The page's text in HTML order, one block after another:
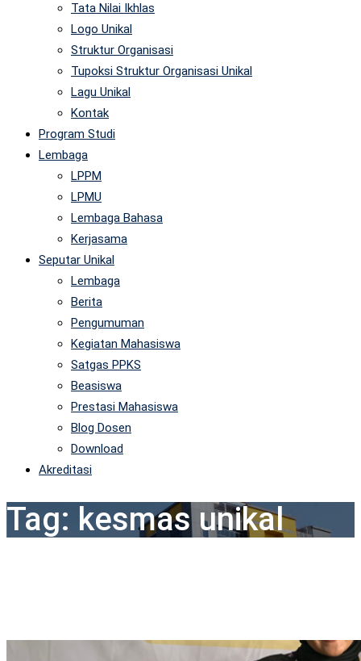
Tata Nilai Ikhlas
Logo Unikal
Struktur Organisasi
Tupoksi Struktur Organisasi Unikal
Lagu Unikal
Kontak
Program Studi
Lembaga
LPPM
LPMU
Lembaga Bahasa
Kerjasama
Seputar Unikal
Lembaga
Berita
Pengumuman
Kegiatan Mahasiswa
Satgas PPKS
Beasiswa
Prestasi Mahasiswa
Blog Dosen
Download
Akreditasi
Tag: kesmas unikal